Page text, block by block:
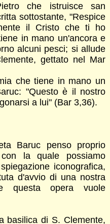
che istruisce san
sottostante, "Respice
il Cristo che ti ho
in mano un'ancora e
alcuni pesci; si allude
gettato nel Mar
che tiene in mano un
"Questo è il nostro
a lui" (Bar 3,36).
Baruc penso proprio
la quale possiamo
iconografica,
d'avvio di una nostra
questa opera vuole
basilica di S. Clemente,